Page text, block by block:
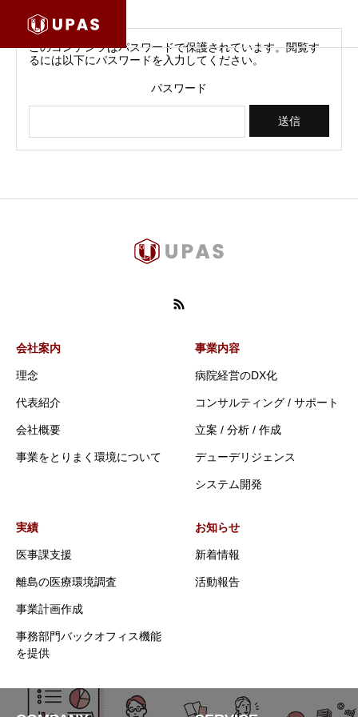
このコンテンツはパスワードで保護されています。閲覧す
るには以下にパスワードを入力してください。
パスワード
会社案内
理念
代表紹介
会社概要
事業をとりまく環境について
事業内容
病院経営のDX化
コンサルティング / サポート
立案 / 分析 / 作成
デューデリジェンス
システム開発
実績
医事課支援
離島の医療環境調査
事業計画作成
事務部門バックオフィス機能
を提供
お知らせ
新着情報
活動報告